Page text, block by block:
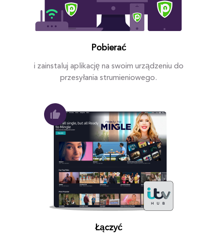
Pobierać
i zainstaluj aplikację na swoim urządzeniu do
przesyłania strumieniowego.
Łączyć